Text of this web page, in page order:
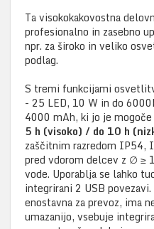
Ta visokokakovostna
profesionalno in zasebno
npr. za široko in veliko
podlag.
S tremi funkcijami
- 25 LED, 10 W in do
4000 mAh, ki jo je
5 h (visoko) / do 10 h
zaščitnim razredom IP54,
pred vdorom delcev z ∅ ≥
vode. Uporablja se lahko
integrirani 2 USB
enostavna za prevoz, ima
umazanijo, vsebuje